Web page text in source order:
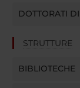
DOTTORATI
STRUTTURE
BIBLIOTECHE